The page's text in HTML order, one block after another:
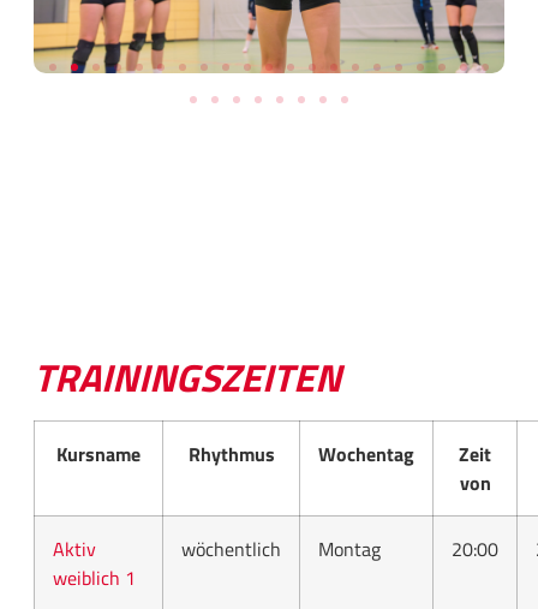
TRAININGSZEITEN
Kursname Rhythmus Wochentag
Zeit
von
Aktiv
weiblich 1
wöchentlich Montag 20:00